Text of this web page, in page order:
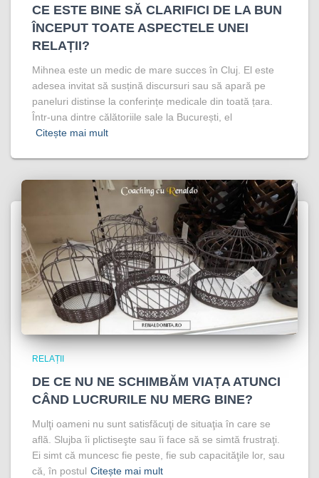
CE ESTE BINE SĂ CLARIFICI DE LA BUN
ÎNCEPUT TOATE ASPECTELE UNEI
RELAȚII?
Mihnea este un medic de mare succes în Cluj. El este
adesea invitat să susțină discursuri sau să apară pe
paneluri distinse la conferințe medicale din toată țara.
Într-una dintre călătoriile sale la București, el
Citește mai mult
RELAȚII
DE CE NU NE SCHIMBĂM VIAȚA ATUNCI
CÂND LUCRURILE NU MERG BINE?
Mulţi oameni nu sunt satisfăcuţi de situaţia în care se
află. Slujba îi plictiseşte sau îi face să se simtă frustraţi.
Ei simt că muncesc fie peste, fie sub capacităţile lor, sau
că, în postul Citește mai mult